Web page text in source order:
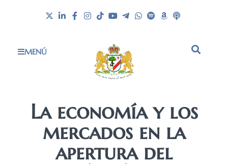
MENÚ
La economía y los
mercados en la
apertura del